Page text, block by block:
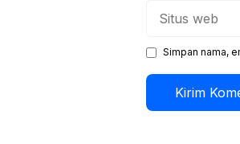
Simpan nama,